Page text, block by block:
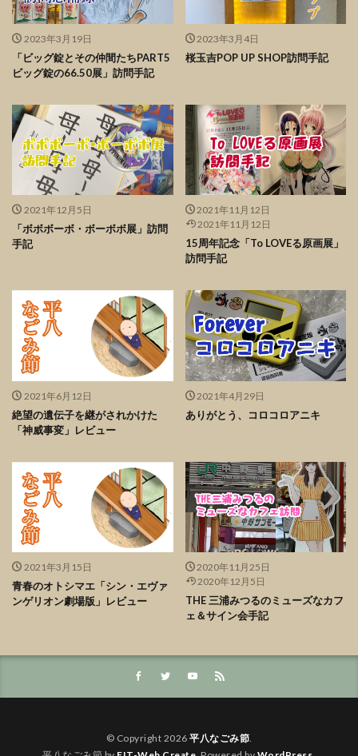
2023年3月19日
「ビッグ錠とその仲間たちPART5
ビッグ錠の66.50展」訪問手記
2023年3月4日
桜玉吉POP UP SHOP訪問手記
2021年12月5日
「ボボボーボ・ボーボボ展」訪問
手記
2021年11月12日
2021年11月12日
15周年記念「To LOVEる原画展」
訪問手記
2021年6月12日
絶望の遺伝子を継がされかけた
「神威事変」レビュー
2021年4月29日
ありがとう、コロコロアニキ
2021年3月15日
青春のオトシマエ「シン・エヴァ
ンゲリオン劇場版」レビュー
2020年11月25日
2020年12月5日
THE 三浦みつるのミューズなカフ
ェ＆サイン会手記
© Copyright 2026 平八なごみ節.